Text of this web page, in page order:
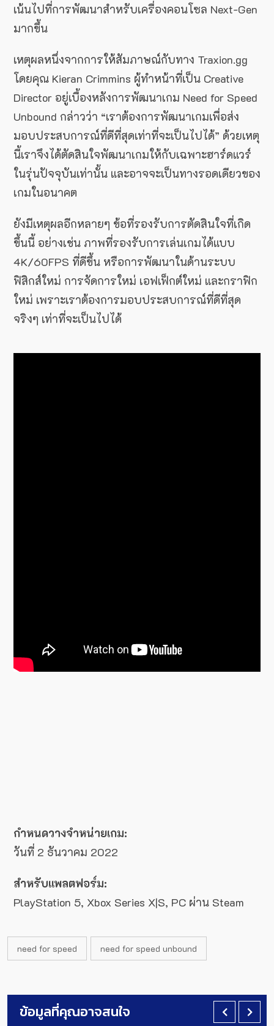
เน้นไปที่การพัฒนาสำหรับเครื่องคอนโซล Next-Gen
มากขึ้น
เหตุผลหนึ่งจากการให้สัมภาษณ์กับทาง Traxion.gg
โดยคุณ Kieran Crimmins ผู้ทำหน้าที่เป็น Creative
Director อยู่เบื้องหลังการพัฒนาเกม Need for Speed
Unbound กล่าวว่า “เราต้องการพัฒนาเกมเพื่อส่ง
มอบประสบการณ์ที่ดีที่สุดเท่าที่จะเป็นไปได้” ด้วยเหตุ
นี้เราจึงได้ตัดสินใจพัฒนาเกมให้กับเฉพาะฮาร์ดแวร์
ในรุ่นปัจจุบันเท่านั้น และอาจจะเป็นทางรอดเดียวของ
เกมในอนาคต
ยังมีเหตุผลอีกหลายๆ ข้อที่รองรับการตัดสินใจที่เกิด
ขึ้นนี้ อย่างเช่น ภาพที่รองรับการเล่นเกมได้แบบ
4K/60FPS ที่ดีขึ้น หรือการพัฒนาในด้านระบบ
ฟิสิกส์ใหม่ การจัดการใหม่ เอฟเฟ็กต์ใหม่ และกราฟิก
ใหม่ เพราะเราต้องการมอบประสบการณ์ที่ดีที่สุด
จริงๆ เท่าที่จะเป็นไปได้
กำหนดวางจำหน่ายเกม:
วันที่ 2 ธันวาคม 2022
สำหรับแพลตฟอร์ม:
PlayStation 5, Xbox Series X|S, PC ผ่าน Steam
need for speed need for speed ​​unbound
ข้อมูลที่คุณอาจสนใจ